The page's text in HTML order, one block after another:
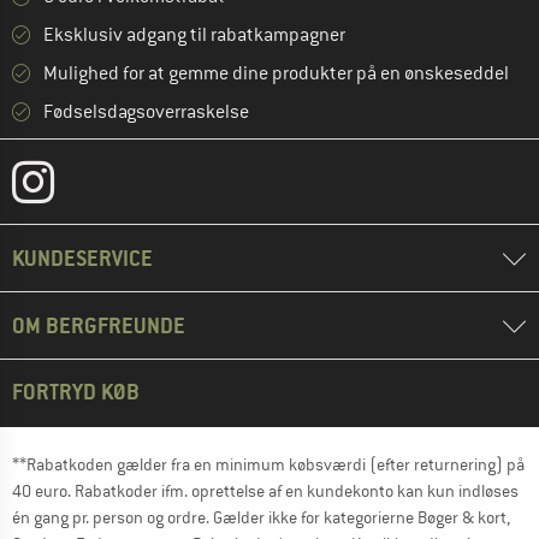
Eksklusiv adgang til rabatkampagner
Mulighed for at gemme dine produkter på en ønskeseddel
Fødselsdagsoverraskelse
KUNDESERVICE
OM BERGFREUNDE
FORTRYD KØB
**Rabatkoden gælder fra en minimum købsværdi (efter returnering) på
40 euro. Rabatkoder ifm. oprettelse af en kundekonto kan kun indløses
én gang pr. person og ordre. Gælder ikke for kategorierne Bøger & kort,